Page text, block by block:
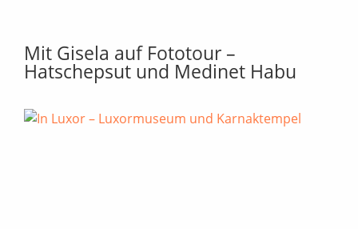
Mit Gisela auf Fototour –
Hatschepsut und Medinet Habu